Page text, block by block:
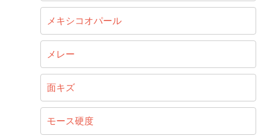
メキシコオパール
メレー
面キズ
モース硬度